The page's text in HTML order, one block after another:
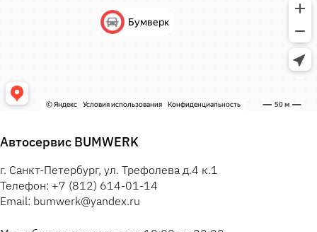
Автосервис BUMWERK
г. Санкт-Петербург, ул. Трефолева д.4 к.1
Телефон: +7 (812) 614-01-14
Email: bumwerk@yandex.ru